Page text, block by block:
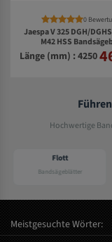
0
Jaespa V 325 DGH/
M42 HSS
Länge (mm) : 4250
Hochwertige
Flott
Bandsägeblätter
Meistgesuchte Wörter: